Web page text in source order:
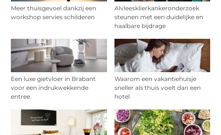
Meer thuisgevoel dankzij een
workshop servies schilderen
Alvleesklierkankeronderzoek
steunen met een duidelijke en
haalbare bijdrage
Een luxe gietvloer in Brabant
voor een indrukwekkende
entree
Waarom een vakantiehuisje
sneller als thuis voelt dan een
hotel